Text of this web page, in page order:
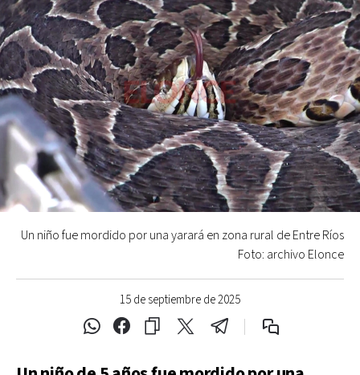
15 de septiembre de 2025
Un niño fue mordido por una yarará en zona rural de Entre Ríos
Foto: archivo Elonce